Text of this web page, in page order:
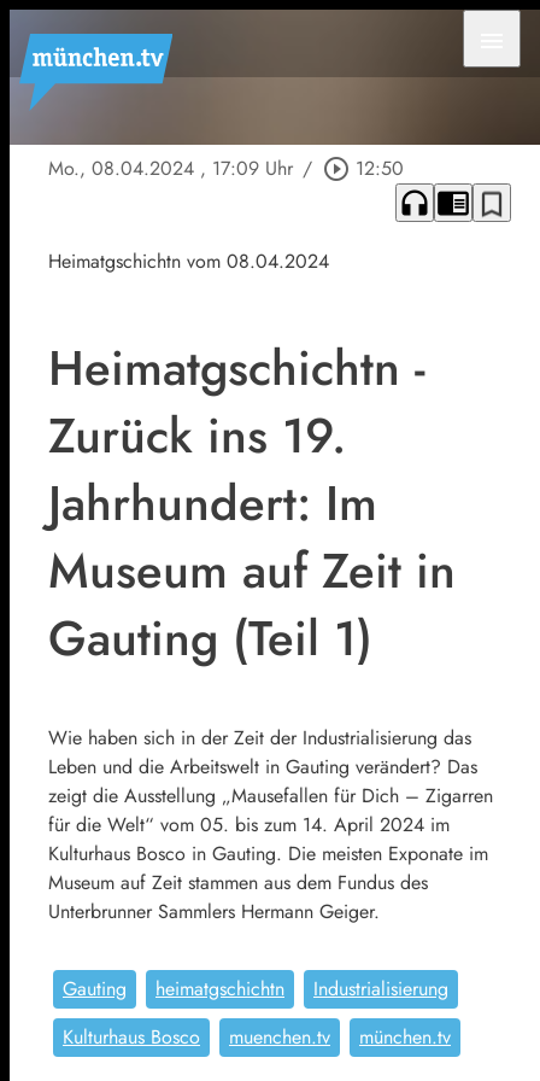
Mo., 08.04.2024 , 17:09 Uhr / play_circle_outline 12:50
headphones chrome_reader_mode bookmark_border
Heimatgschichtn vom 08.04.2024
Heimatgschichtn -
Zurück ins 19.
Jahrhundert: Im
Museum auf Zeit in
Gauting (Teil 1)
Wie haben sich in der Zeit der Industrialisierung das
Leben und die Arbeitswelt in Gauting verändert? Das
zeigt die Ausstellung „Mausefallen für Dich – Zigarren
für die Welt“ vom 05. bis zum 14. April 2024 im
Kulturhaus Bosco in Gauting. Die meisten Exponate im
Museum auf Zeit stammen aus dem Fundus des
Unterbrunner Sammlers Hermann Geiger.
Gauting heimatgschichtn
Industrialisierung
Kulturhaus Bosco
muenchen.tv münchen.tv